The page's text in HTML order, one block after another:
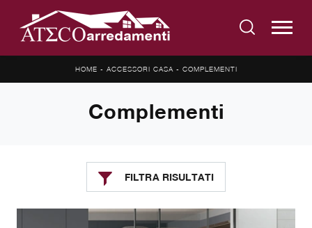
HOME - ACCESSORI CASA - COMPLEMENTI
Complementi
FILTRA RISULTATI